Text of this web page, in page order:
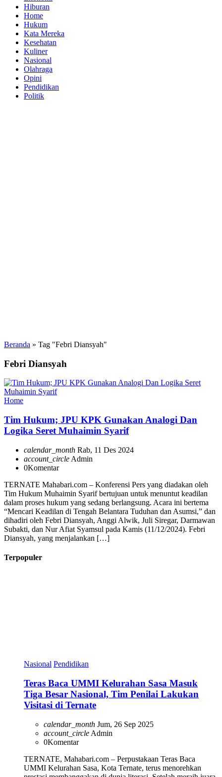
Hiburan
Home
Hukum
Kata Mereka
Kesehatan
Kuliner
Nasional
Olahraga
Opini
Pendidikan
Politik
Beranda » Tag "Febri Diansyah"
Febri Diansyah
Home
Tim Hukum; JPU KPK Gunakan Analogi Dan
Logika Seret Muhaimin Syarif
calendar_month Rab, 11 Des 2024
account_circle Admin
0Komentar
TERNATE Mahabari.com – Konferensi Pers yang diadakan oleh
Tim Hukum Muhaimin Syarif bertujuan untuk menuntut keadilan
dalam proses hukum yang sedang berlangsung. Acara ini bertema
“Mencari Keadilan di Tengah Belantara Tuduhan dan Asumsi,” dan
dihadiri oleh Febri Diansyah, Anggi Alwik, Juli Siregar, Darmawan
Subakti, dan Nur Afiat Syamsul pada Kamis (11/12/2024). Febri
Diansyah, yang menjalankan […]
Terpopuler
Nasional Pendidikan
Teras Baca UMMI Kelurahan Sasa Masuk
Tiga Besar Nasional, Tim Penilai Lakukan
Visitasi di Ternate
calendar_month Jum, 26 Sep 2025
account_circle Admin
0Komentar
TERNATE, Mahabari.com – Perpustakaan Teras Baca
UMMI Kelurahan Sasa, Kota Ternate, terus menorehkan